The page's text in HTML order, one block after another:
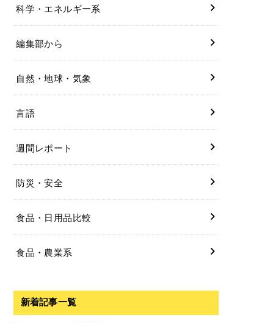
科学・エネルギー系
編集部から
自然・地球・気象
言語
週間レポート
防災・安全
食品・日用品比較
食品・農業系
新着記事一覧